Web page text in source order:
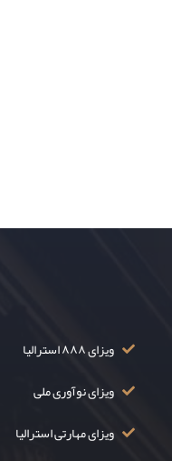
ویزای ۸۸۸ استرالیا
ویزای نوآوری ملی
ویزای مهارتی استرالیا